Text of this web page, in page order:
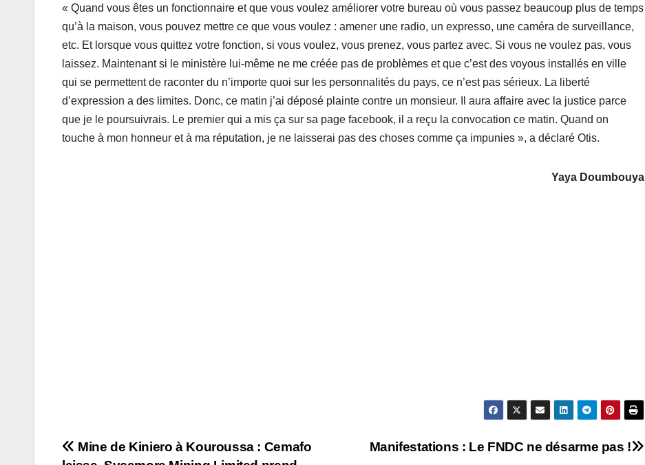
« Quand vous êtes un fonctionnaire et que vous voulez améliorer votre bureau où vous passez beaucoup plus de temps
qu’à la maison, vous pouvez mettre ce que vous voulez : amener une radio, un expresso, une caméra de surveillance,
etc. Et lorsque vous quittez votre fonction, si vous voulez, vous prenez, vous partez avec. Si vous ne voulez pas, vous
laissez. Maintenant si le ministère lui-même ne me créée pas de problèmes et que c’est des voyous installés en ville
qui se permettent de raconter du n’importe quoi sur les personnalités du pays, ce n’est pas sérieux. La liberté
d’expression a des limites. Donc, ce matin j’ai déposé plainte contre un monsieur. Il aura affaire avec la justice parce
que je le poursuivrais. Le premier qui a mis ça sur sa page facebook, il a reçu la convocation ce matin. Quand on
touche à mon honneur et à ma réputation, je ne laisserai pas des choses comme ça impunies », a déclaré Otis.
Yaya Doumbouya
Navigation
Manifestations : Le FNDC ne désarme pas !
Mine de Kiniero à Kouroussa : Cemafo